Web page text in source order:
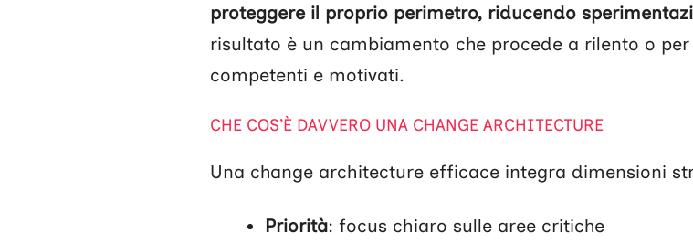
proteggere il proprio perimetro, riducendo
risultato è un cambiamento che procede a rilento o
competenti e motivati.
CHE COS’È DAVVERO UNA CHANGE ARCHITECTURE
Una change architecture efficace integra dimensioni
Priorità: focus chiaro sulle aree critiche